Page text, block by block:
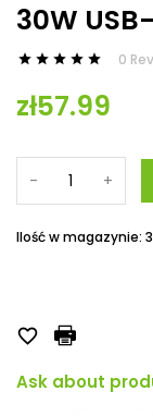
30W
     0
zł57.99
- +
Ilość w magazynie:

Ask about